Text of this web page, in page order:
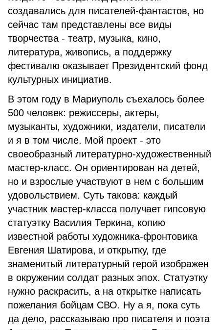
создавались для писателей-фантастов, но
сейчас там представлены все виды
творчества - театр, музыка, кино,
литература, живопись, а поддержку
фестивалю оказывает Президентский фонд
культурных инициатив.
В этом году в Мариуполь съехалось более
500 человек: режиссеры, актеры,
музыканты, художники, издатели, писатели
и я в том числе. Мой проект - это
своеобразный литературно-художественный
мастер-класс. Он ориентирован на детей,
но и взрослые участвуют в нем с большим
удовольствием. Суть такова: каждый
участник мастер-класса получает гипсовую
статуэтку Василия Теркина, копию
известной работы художника-фронтовика
Евгения Шатирова, и открытку, где
знаменитый литературный герой изображен
в окружении солдат разных эпох. Статуэтку
нужно раскрасить, а на открытке написать
пожелания бойцам СВО. Ну а я, пока суть
да дело, рассказываю про писателя и поэта